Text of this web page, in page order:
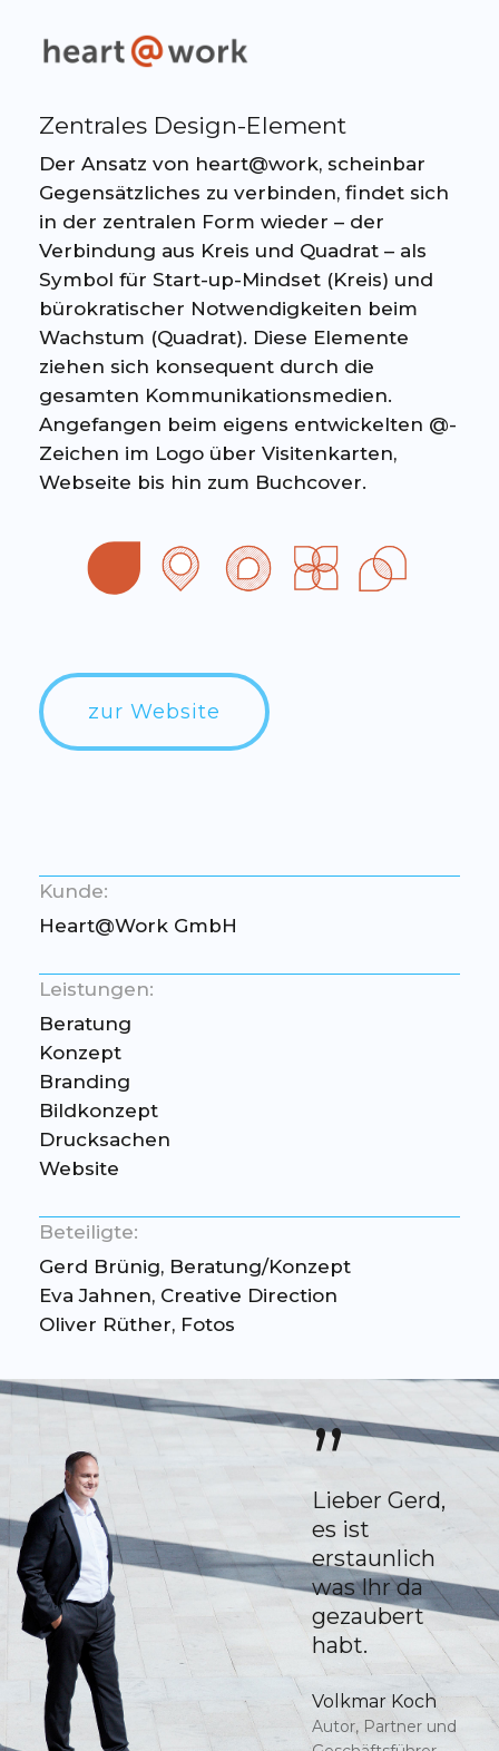
Zentrales Design-Element
Der Ansatz von heart@work, scheinbar
Gegensätzliches zu verbinden, findet sich
in der zentralen Form wieder – der
Verbindung aus Kreis und Quadrat – als
Symbol für Start-up-Mindset (Kreis) und
bürokratischer Notwendigkeiten beim
Wachstum (Quadrat). Diese Elemente
ziehen sich konsequent durch die
gesamten Kommunikationsmedien.
Angefangen beim eigens entwickelten @-
Zeichen im Logo über Visitenkarten,
Webseite bis hin zum Buchcover.
zur Website
Kunde:
Heart@Work GmbH
Leistungen:
Beratung
Konzept
Branding
Bildkonzept
Drucksachen
Website
Beteiligte:
Gerd Brünig, Beratung/Konzept
Eva Jahnen, Creative Direction
Oliver Rüther, Fotos
”
Lieber Gerd,
es ist
erstaunlich
was Ihr da
gezaubert
habt.
Volkmar Koch
Autor, Partner und